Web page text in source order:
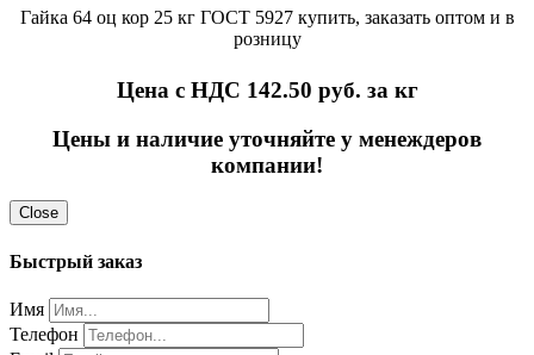
Гайка 64 оц кор 25 кг ГОСТ 5927 купить, заказать оптом и в
розницу
Цена с НДС 142.50 руб. за кг
Цены и наличие уточняйте у менеждеров
компании!
Close
Быстрый заказ
Имя
Телефон